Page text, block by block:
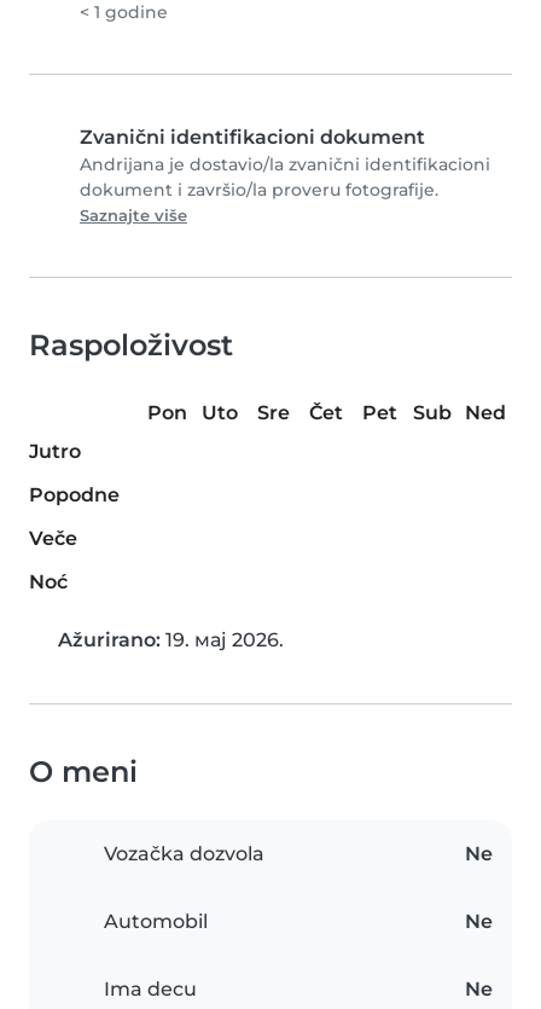
< 1 godine
Zvanični identifikacioni dokument
Andrijana je dostavio/la zvanični identifikacioni
dokument i završio/la proveru fotografije.
Saznajte više
Raspoloživost
Pon Uto Sre Čet Pet Sub
Ned
Jutro
Popodne
Veče
Noć
Ažurirano: 19. мај 2026.
O meni
Vozačka dozvola Ne
Automobil Ne
Ima decu Ne